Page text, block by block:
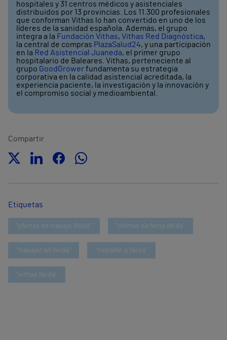
hospitales y 31 centros médicos y asistenciales
distribuidos por 13 provincias. Los 11.300 profesionales
que conforman Vithas lo han convertido en uno de los
líderes de la sanidad española. Además, el grupo
integra a la Fundación Vithas, Vithas Red Diagnóstica,
la central de compras PlazaSalud24, y una participación
en la Red Asistencial Juaneda, el primer grupo
hospitalario de Baleares. Vithas, perteneciente al
grupo GoodGrowerfundamenta su estrategia
corporativa en la calidad asistencial acreditada, la
experiencia paciente, la investigación y la innovación y
el compromiso social y medioambiental.
Compartir
Etiquetas
"ofertas de trabajo lleida" "ofertes de feina lleida"
"trabajar en lleida" "treballar a lleida"
"vithas lleida"